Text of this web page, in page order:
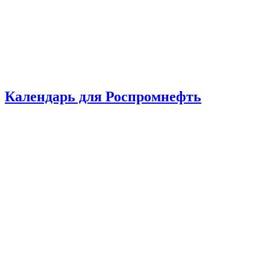
Календарь для Роспромнефть